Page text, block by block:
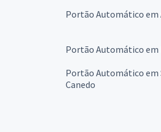
Portão Automático em
Portão Automático
Portão Automático em
Canedo